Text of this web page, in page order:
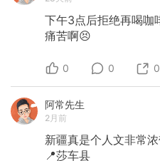
下午3点后拒绝再喝咖
痛苦啊😣
0 0 0
阿常先生
2月前
新疆真是个人文非常
📍莎车县